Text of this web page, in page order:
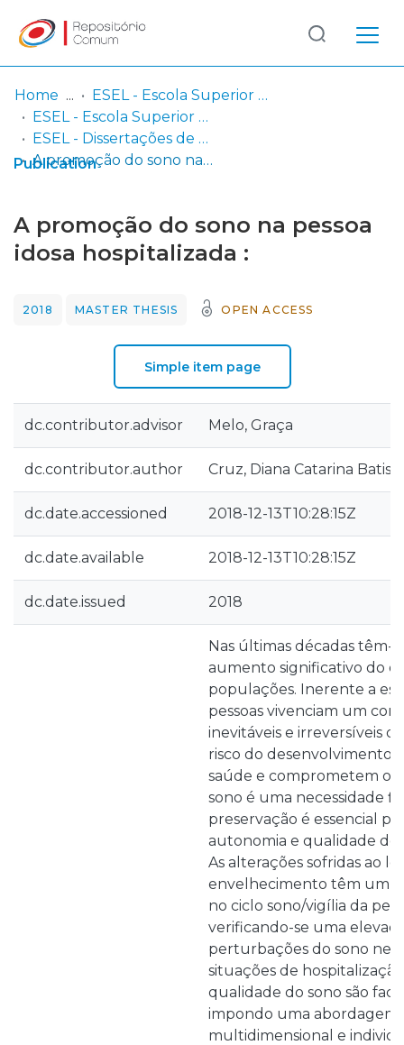
Communities
& Collections
Entities
Log
In
(current)
Home
ESEL - Escola Superior de Enfermagem de Lisboa
ESEL - Escola Superior de Enfermagem de Lisboa
ESEL - Dissertações de Mestrado
A promoção do sono na pessoa idosa hospitalizada :
Publication
A promoção do sono na pessoa
idosa hospitalizada :
2018 MASTER THESIS OPEN ACCESS
Simple item page
dc.contributor.advisor Melo, Graça
dc.contributor.author Cruz, Diana Catarina
dc.date.accessioned 2018-12-13T10:28:15Z
dc.date.available 2018-12-13T10:28:15Z
dc.date.issued 2018
Nas últimas décadas têm-
aumento significativo do
populações. Inerente a
pessoas vivenciam um
inevitáveis e irreversíveis
risco do desenvolvimento
saúde e comprometem o
sono é uma necessidade
preservação é essencial
autonomia e qualidade de
As alterações sofridas ao
envelhecimento têm um
no ciclo sono/vigília da
verificando-se uma
perturbações do sono
situações de
qualidade do sono são
impondo uma abordagem
multidimensional e